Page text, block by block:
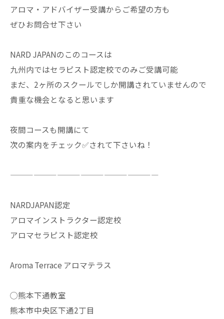
アロマ・アドバイザー受講からご希望の方も
ぜひお問合せ下さい
NARD JAPANのこのコースは
九州内ではセラピスト認定校でのみご受講可能
まだ、2ヶ所のスクールでしか開講されていませんので
貴重な機会となると思います
夜間コースも開講にて
次の案内をチェック✅されて下さいね！
———————————————————
NARDJAPAN認定
アロマインストラクター認定校
アロマセラピスト認定校
Aroma Terrace アロマテラス
◯熊本下通教室
熊本市中央区下通2丁目